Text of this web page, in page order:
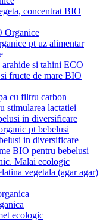
concentrat BIO
Organice
pt uz alimentar
si tahini ECO
fructe de mare BIO
cu filtru carbon
stimularea lactatiei
in diversificare
pt bebelusi
in diversificare
BIO pentru bebelusi
Malai ecologic
vegetala (agar agar)
ecologic